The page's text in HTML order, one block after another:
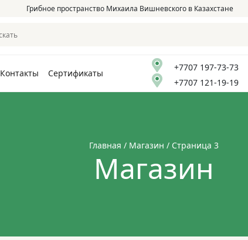
Грибное пространство Михаила Вишневского в Казахстане
Контакты Сертификаты
+7707 197-73-73
+7707 121-19-19
Главная / Магазин / Страница 3
Магазин